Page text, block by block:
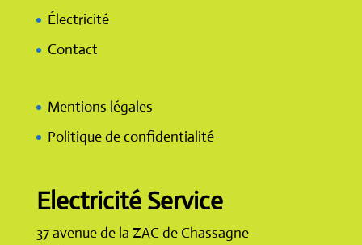
Électricité
Contact
Mentions légales
Politique de confidentialité
Electricité Service
37 avenue de la ZAC de Chassagne